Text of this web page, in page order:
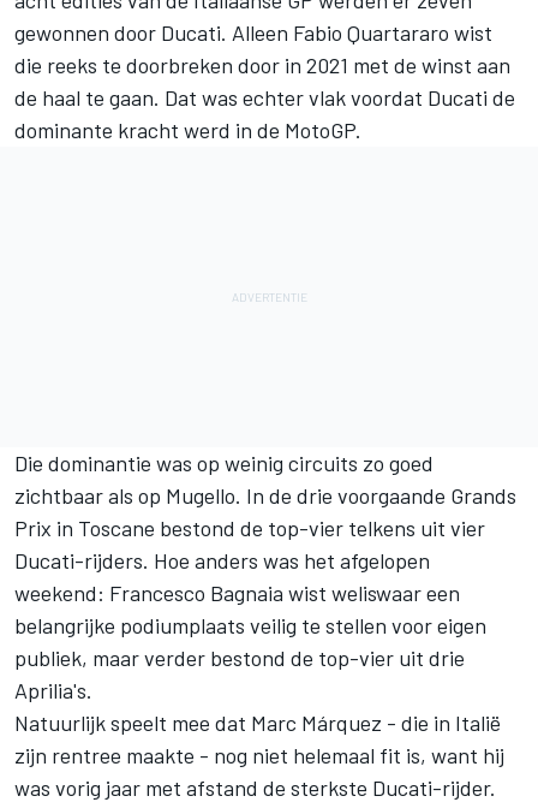
gewonnen door Ducati. Alleen Fabio Quartararo wist
die reeks te doorbreken door in 2021 met de winst aan
de haal te gaan. Dat was echter vlak voordat Ducati de
dominante kracht werd in de MotoGP.
Die dominantie was op weinig circuits zo goed
zichtbaar als op Mugello. In de drie voorgaande Grands
Prix in Toscane bestond de top-vier telkens uit vier
Ducati-rijders. Hoe anders was het afgelopen
weekend: Francesco Bagnaia wist weliswaar een
belangrijke podiumplaats veilig te stellen voor eigen
publiek, maar verder bestond de top-vier uit drie
Aprilia's.
Natuurlijk speelt mee dat Marc Márquez - die in Italië
zijn rentree maakte - nog niet helemaal fit is, want hij
was vorig jaar met afstand de sterkste Ducati-rijder.